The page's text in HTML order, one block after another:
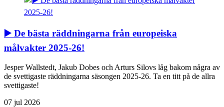
▶️ De bästa räddningarna från europeiska
målvakter 2025-26!
Jesper Wallstedt, Jakub Dobes och Arturs Silovs låg bakom några av
de svettigaste räddningarna säsongen 2025-26. Ta en titt på de allra
svettigaste!
07 jul 2026